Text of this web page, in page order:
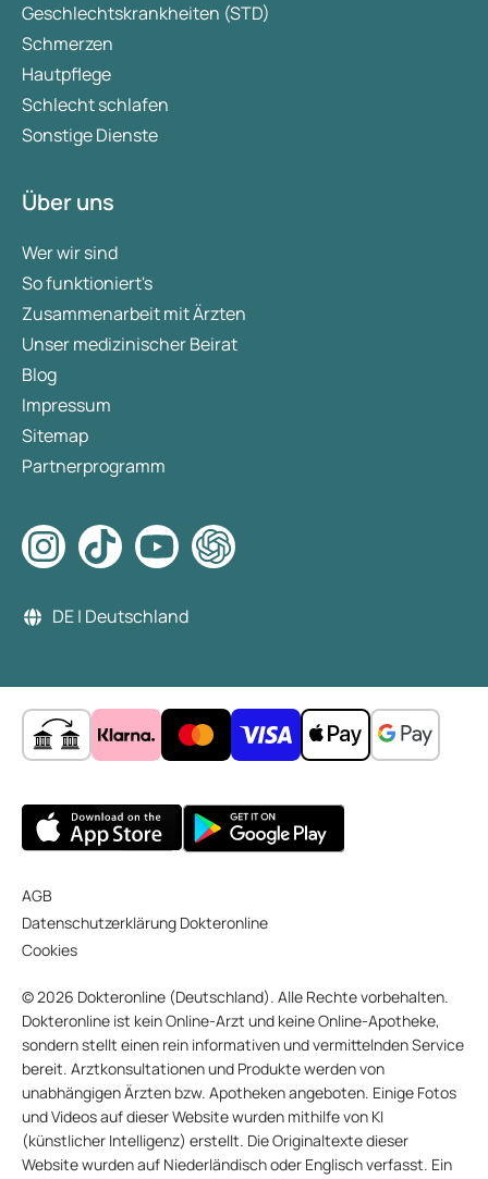
Geschlechtskrankheiten (STD)
Schmerzen
Hautpflege
Schlecht schlafen
Sonstige Dienste
Über uns
Wer wir sind
So funktioniert's
Zusammenarbeit mit Ärzten
Unser medizinischer Beirat
Blog
Impressum
Sitemap
Partnerprogramm
DE | Deutschland
AGB
Datenschutzerklärung Dokteronline
Cookies
© 2026 Dokteronline (Deutschland). Alle Rechte vorbehalten.
Dokteronline ist kein Online-Arzt und keine Online-Apotheke,
sondern stellt einen rein informativen und vermittelnden Service
bereit. Arztkonsultationen und Produkte werden von
unabhängigen Ärzten bzw. Apotheken angeboten. Einige Fotos
und Videos auf dieser Website wurden mithilfe von KI
(künstlicher Intelligenz) erstellt. Die Originaltexte dieser
Website wurden auf Niederländisch oder Englisch verfasst. Ein